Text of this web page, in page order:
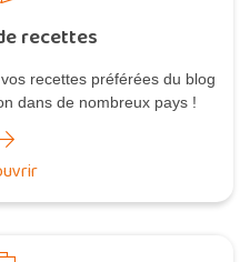
recettes
recettes préférées du blog
dans de nombreux pays !